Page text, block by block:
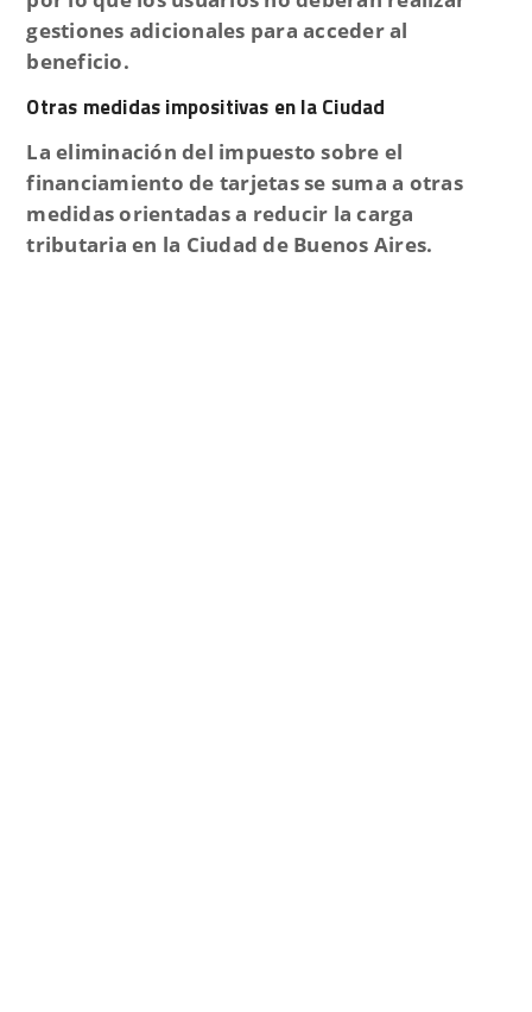
gestiones adicionales para acceder al
beneficio.
Otras medidas impositivas en la Ciudad
La eliminación del impuesto sobre el
financiamiento de tarjetas se suma a otras
medidas orientadas a reducir la carga
tributaria en la Ciudad de Buenos Aires.